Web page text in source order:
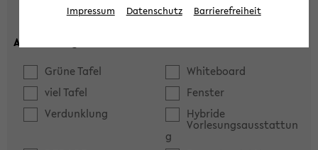
Ausstattung:
Grüne Tafel
Whiteboard
viel Tafel
Fenster
Verdunklung
Hybride
Vorlesungsausstattun
g
Impressum Datenschutz Barrierefreiheit